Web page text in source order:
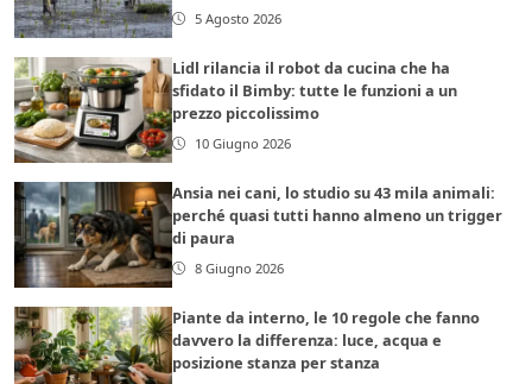
5 Agosto 2026
Lidl rilancia il robot da cucina che ha
sfidato il Bimby: tutte le funzioni a un
prezzo piccolissimo
10 Giugno 2026
Ansia nei cani, lo studio su 43 mila animali:
perché quasi tutti hanno almeno un trigger
di paura
8 Giugno 2026
Piante da interno, le 10 regole che fanno
davvero la differenza: luce, acqua e
posizione stanza per stanza